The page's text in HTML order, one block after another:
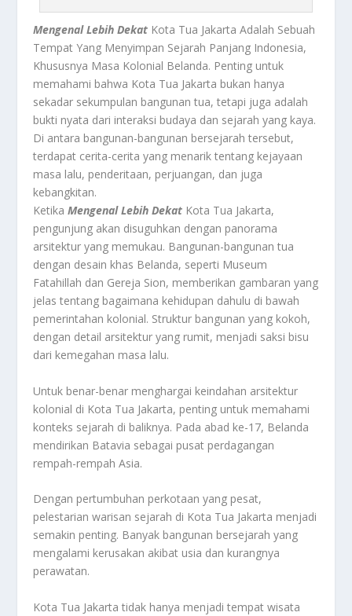
Mengenal Lebih Dekat Kota Tua Jakarta Adalah Sebuah
Tempat Yang Menyimpan Sejarah Panjang Indonesia,
Khususnya Masa Kolonial Belanda. Penting untuk
memahami bahwa Kota Tua Jakarta bukan hanya
sekadar sekumpulan bangunan tua, tetapi juga adalah
bukti nyata dari interaksi budaya dan sejarah yang kaya.
Di antara bangunan-bangunan bersejarah tersebut,
terdapat cerita-cerita yang menarik tentang kejayaan
masa lalu, penderitaan, perjuangan, dan juga
kebangkitan.
KetikaMengenal Lebih Dekat Kota Tua Jakarta,
pengunjung akan disuguhkan dengan panorama
arsitektur yang memukau. Bangunan-bangunan tua
dengan desain khas Belanda, seperti Museum
Fatahillah dan Gereja Sion, memberikan gambaran yang
jelas tentang bagaimana kehidupan dahulu di bawah
pemerintahan kolonial. Struktur bangunan yang kokoh,
dengan detail arsitektur yang rumit, menjadi saksi bisu
dari kemegahan masa lalu.
Untuk benar-benar menghargai keindahan arsitektur
kolonial di Kota Tua Jakarta, penting untuk memahami
konteks sejarah di baliknya. Pada abad ke-17, Belanda
mendirikan Batavia sebagai pusat perdagangan
rempah-rempah Asia.
Dengan pertumbuhan perkotaan yang pesat,
pelestarian warisan sejarah di Kota Tua Jakarta menjadi
semakin penting. Banyak bangunan bersejarah yang
mengalami kerusakan akibat usia dan kurangnya
perawatan.
Kota Tua Jakarta tidak hanya menjadi tempat wisata